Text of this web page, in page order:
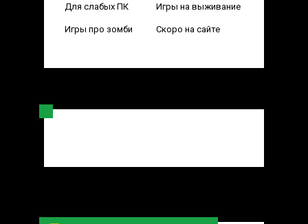
Для слабых ПК Игры на выживание
Игры про зомби Скоро на сайте